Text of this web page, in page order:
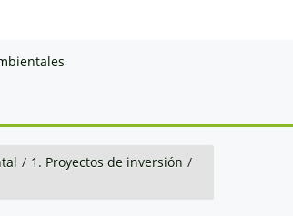
/ 1. Proyectos de inversión /